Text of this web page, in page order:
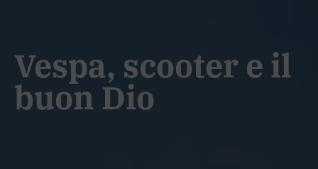
Vespa, scooter e il
buon Dio